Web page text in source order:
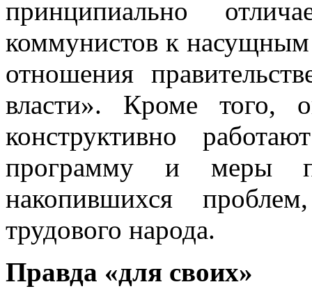
принципиально
коммунистов к
отношения
власти». Кроме того,
конструктивно
программу и меры
накопившихся
трудового народа.
Правда «для своих»